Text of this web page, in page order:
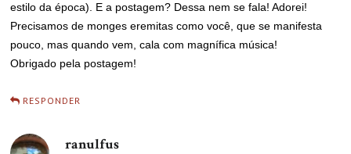
estilo da época). E a postagem? Dessa nem se fala! Adorei!
Precisamos de monges eremitas como você, que se manifesta
pouco, mas quando vem, cala com magnífica música!
Obrigado pela postagem!
RESPONDER
ranulfus